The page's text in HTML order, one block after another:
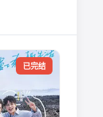
已完结